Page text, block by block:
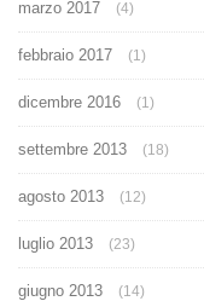
marzo 2017 (4)
febbraio 2017 (1)
dicembre 2016 (1)
settembre 2013 (18)
agosto 2013 (12)
luglio 2013 (23)
giugno 2013 (14)